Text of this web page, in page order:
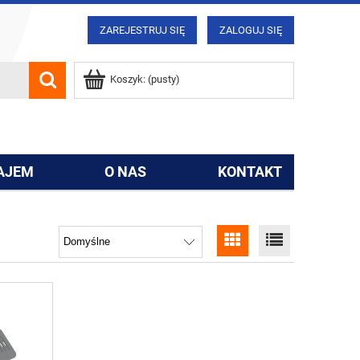
ZAREJESTRUJ SIĘ ZALOGUJ SIĘ
Koszyk: (pusty)
O NAS KONTAKT